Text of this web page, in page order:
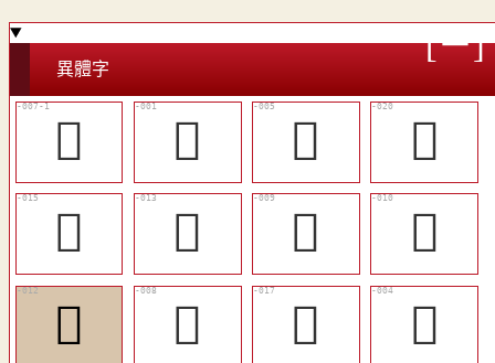
異體字
󲉮 𢌵 󲉬
󲉸
󲉵
󲉴 󲉰
󲉱
󲉳
󲉯 󲉶
󲉫